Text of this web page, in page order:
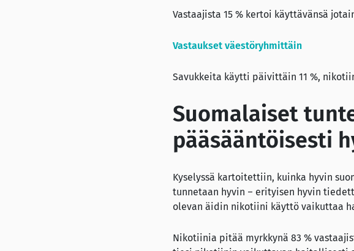
Vastaajista 15 % kertoi käyttävänsä
Vastaukset väestöryhmittäin
Savukkeita käytti päivittäin 11 %,
Suomalaiset
pääsääntöisesti
Kyselyssä kartoitettiin, kuinka hyvin
tunnetaan hyvin – erityisen hyvin
olevan äidin nikotiini käyttö vaikuttaa
Nikotiinia pitää myrkkynä 83 %